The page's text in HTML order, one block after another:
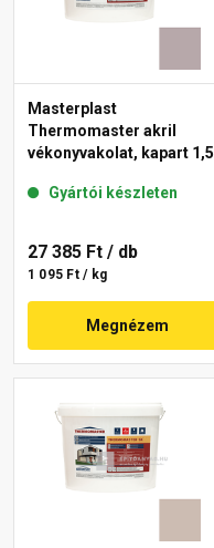
Masterplast
Thermomaster akril
vékonyvakolat, kapart 1,5
Gyártói készleten
27 385 Ft / db
1 095 Ft / kg
Megnézem